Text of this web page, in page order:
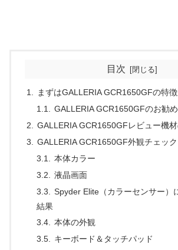
目次
まずはGALLERIA GCR1650GFの特
GALLERIA GCR1650GFのお勧
GALLERIA GCR1650GFレビュー機
GALLERIA GCR1650GF外観チェック
本体カラー
液晶画面
Spyder Elite（カラーセンサー）
結果
本体の外観
キーボード＆タッチパッド